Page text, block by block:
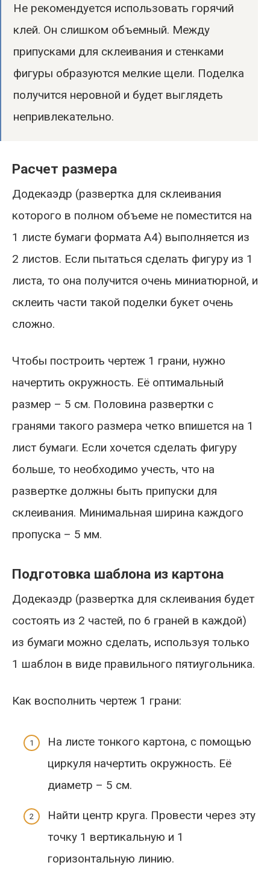
Не рекомендуется использовать горячий
клей. Он слишком объемный. Между
припусками для склеивания и стенками
фигуры образуются мелкие щели. Поделка
получится неровной и будет выглядеть
непривлекательно.
Расчет размера
Додекаэдр (развертка для склеивания
которого в полном объеме не поместится на
1 листе бумаги формата А4) выполняется из
2 листов. Если пытаться сделать фигуру из 1
листа, то она получится очень миниатюрной, и
склеить части такой поделки букет очень
сложно.
Чтобы построить чертеж 1 грани, нужно
начертить окружность. Её оптимальный
размер – 5 см. Половина развертки с
гранями такого размера четко впишется на 1
лист бумаги. Если хочется сделать фигуру
больше, то необходимо учесть, что на
развертке должны быть припуски для
склеивания. Минимальная ширина каждого
пропуска – 5 мм.
Подготовка шаблона из картона
Додекаэдр (развертка для склеивания будет
состоять из 2 частей, по 6 граней в каждой)
из бумаги можно сделать, используя только
1 шаблон в виде правильного пятиугольника.
Как восполнить чертеж 1 грани:
На листе тонкого картона, с помощью
циркуля начертить окружность. Её
диаметр – 5 см.
Найти центр круга. Провести через эту
точку 1 вертикальную и 1
горизонтальную линию.